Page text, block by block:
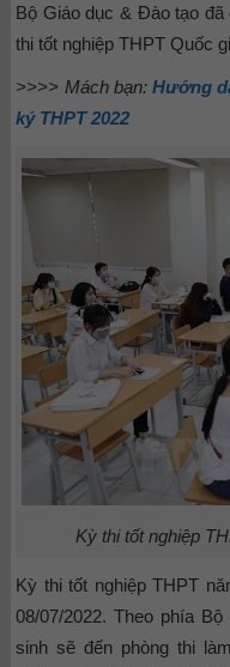
Bộ Giáo dục & Đào tạo
thi tốt nghiệp THPT Quốc
>>>> Mách bạn:Hướng
ký THPT 2022
Kỳ thi tốt nghiệp
Kỳ thi tốt nghiệp THPT
08/07/2022. Theo phía
sinh sẽ đến phòng thi